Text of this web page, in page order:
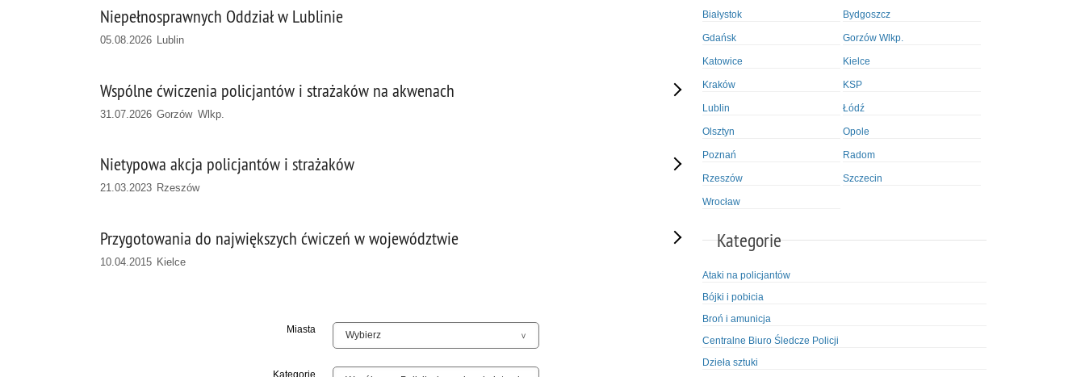
Niepełnosprawnych Oddział w Lublinie
05.08.2026 Lublin
Wspólne ćwiczenia policjantów i strażaków na akwenach
31.07.2026 Gorzów Wlkp.
Nietypowa akcja policjantów i strażaków
21.03.2023 Rzeszów
Przygotowania do największych ćwiczeń w województwie
10.04.2015 Kielce
Miasta
Kategorie
Białystok Bydgoszcz
Gdańsk Gorzów Wlkp.
Katowice Kielce
Kraków KSP
Lublin Łódź
Olsztyn Opole
Poznań Radom
Rzeszów Szczecin
Wrocław
Kategorie
Ataki na policjantów
Bójki i pobicia
Broń i amunicja
Centralne Biuro Śledcze Policji
Dzieła sztuki